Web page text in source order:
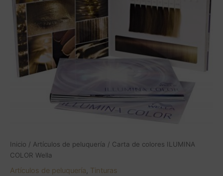
Inicio / Artículos de peluquería / Carta de colores ILUMINA
COLOR Wella
Artículos de peluquería, Tinturas
ILUMINA
COLOR
Wella
cantidad